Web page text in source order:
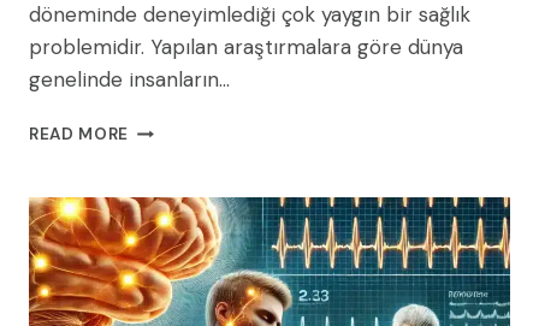
döneminde deneyimlediği çok yaygın bir sağlık
problemidir. Yapılan araştırmalara göre dünya
genelinde insanların…
READ MORE BAŞ
TÜRLERI
VE
TEDAVILERI